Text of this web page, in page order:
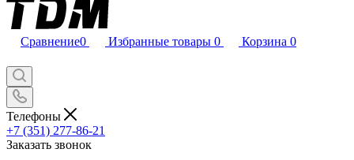
Сравнение0 Избранные товары 0 Корзина 0
Телефоны
+7 (351) 277-86-21
Заказать звонок